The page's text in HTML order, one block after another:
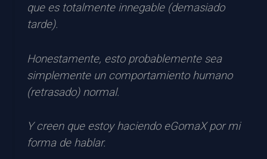
que es totalmente innegable (demasiado
tarde).
Honestamente, esto probablemente sea
simplemente un comportamiento humano
(retrasado) normal.
Y creen que estoy haciendo eGomaX por mi
forma de hablar.